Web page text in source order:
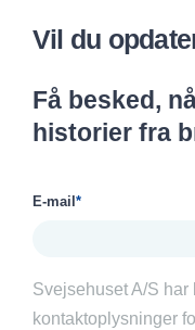
Vil du
Få besked,
historier fra
E-mail *
Svejsehuset A/S
kontaktoplysninger